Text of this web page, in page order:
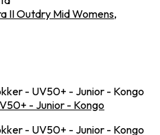
II Outdry Mid Womens,
- Junior - Kongo